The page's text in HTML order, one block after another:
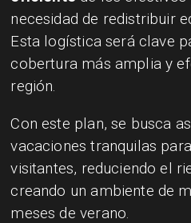
necesidad de redistribuir
Esta logística será clave
cobertura más amplia y
región.
Con este plan, se busca
vacaciones tranquilas
visitantes, reduciendo el
creando un ambiente de
meses de verano.